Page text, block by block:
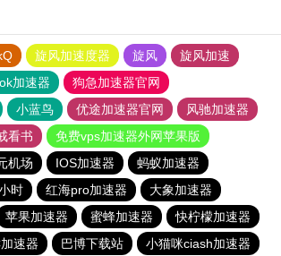
旋风加速度器 旋风
旋风加速
加速器
狗急加速器官网
小蓝鸟 优途加速器官网
风驰加速器
看书
免费vps加速器外网苹果版
机场 IOS加速器
蚂蚁加速器
时
红海pro加速器
大象加速器
苹果加速器 蜜蜂加速器
快柠檬加速器
速器 巴博下载站 小猫咪ciash加速器